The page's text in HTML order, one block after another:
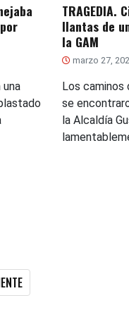
llantas de
la GAM
marzo 27,
Los caminos
se
la Alcaldía